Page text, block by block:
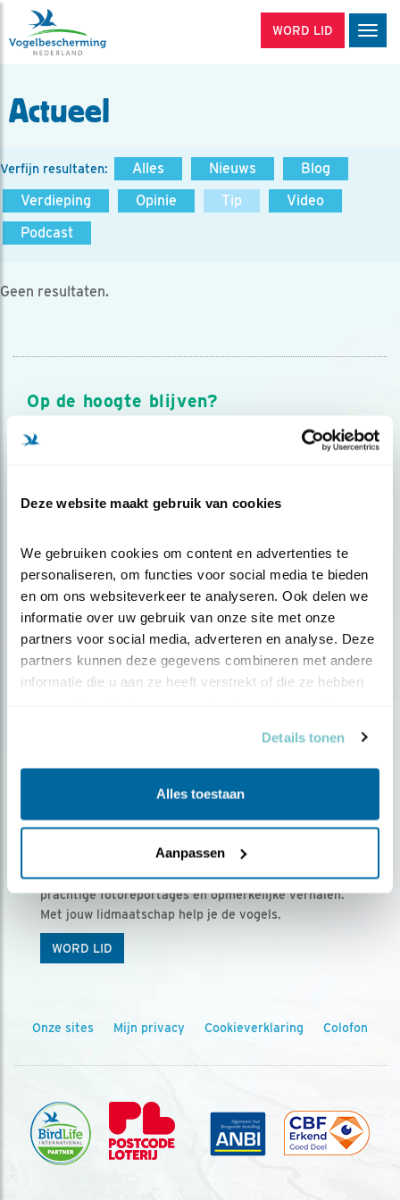
Deze website maakt gebruik van cookies
We gebruiken cookies om content en advertenties te
personaliseren, om functies voor social media te bieden
en om ons websiteverkeer te analyseren. Ook delen we
informatie over uw gebruik van onze site met onze
partners voor social media, adverteren en analyse. Deze
partners kunnen deze gegevens combineren met andere
informatie die u aan ze heeft verstrekt of die ze hebben
Details tonen
Alles toestaan
Aanpassen
WORD LID
Actueel
Verfijn resultaten: Alles Nieuws
Blog
Verdieping
Opinie Tip
Video
Podcast
Geen resultaten.
Op de hoogte blijven?
Meld je aan en ontvang nieuws, inspiratie, acties en tips
over vogels en activiteiten van Vogelbescherming.
Ontvang 5 x Vogels voor € 36,00 per jaar
Vogels is het tijdschrift voor onze leden, met
prachtige fotoreportages en opmerkelijke verhalen.
Met jouw lidmaatschap help je de vogels.
WORD LID
Onze sites Mijn privacy Cookieverklaring Colofon